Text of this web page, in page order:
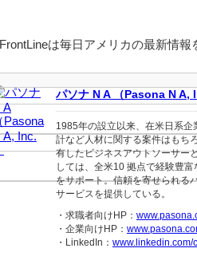
は毎日アメリカの最新情
パソナ N A （Pasona N A,
1985年の設立以来、在米日系
計など人材に関する案件はもち
有したビジネスアウトソーサー
しては、全米10 拠点で経験豊
をサポート。信頼を寄せられる
サービスを提供している。
・求職者向けHP：
・企業向けHP：
・LinkedIn： www.linkedin.com/